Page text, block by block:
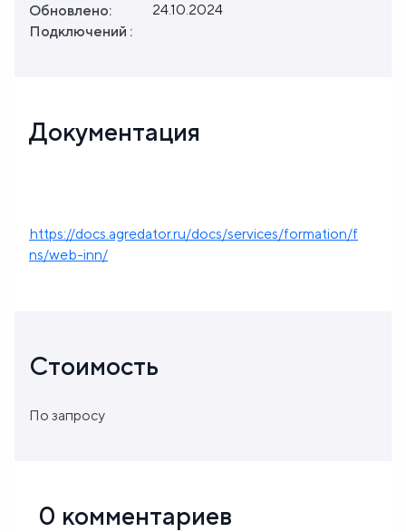
Обновлено:
24.10.2024
Подключений :
Документация
https://docs.agredator.ru/docs/services/formation/f
ns/web-inn/
Стоимость
По запросу
0 комментариев